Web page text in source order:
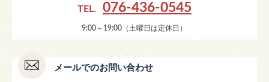
TEL. 076-436-0545
9:00～19:00（土曜日は定休日）
メールでのお問い合わせ